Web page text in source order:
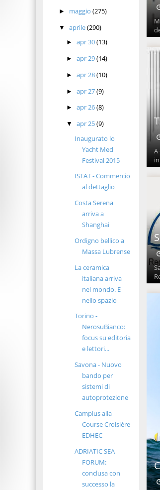
► maggio (275)
▼ aprile(290)
►apr 30(13)
►apr 29(14)
►apr 28(10)
►apr 27(9)
►apr 26(8)
▼apr 25(9)
Inaugurato lo
Yacht Med
Festival 2015
ISTAT - Commercio
al dettaglio
Costa Serena
arriva a
Shanghai
Ordigno bellico a
Massa Lubrense
La ceramica
italiana arriva
nel mondo. E
nello spazio
Torino -
NerosuBianco:
focus su editoria
e lettori...
Savona - Nuovo
bando per
sistemi di
autoprotezione
Camplus alla
Course Croisière
EDHEC
ADRIATIC SEA
FORUM:
conclusa con
successo la
A